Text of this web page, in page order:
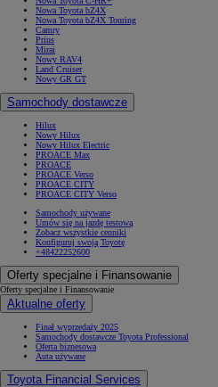
Nowa Toyota bZ4X
Nowa Toyota bZ4X Touring
Camry
Prius
Mirai
Nowy RAV4
Land Cruiser
Nowy GR GT
Samochody dostawcze
Hilux
Nowy Hilux
Nowy Hilux Electric
PROACE Max
PROACE
PROACE Verso
PROACE CITY
PROACE CITY Verso
Samochody używane
Umów się na jazdę testową
Zobacz wszystkie cenniki
Konfiguruj swoją Toyotę
+48422252600
Oferty specjalne i Finansowanie
Oferty specjalne i Finansowanie
Aktualne oferty
Finał wyprzedaży 2025
Samochody dostawcze Toyota Professional
Oferta biznesowa
Auta używane
Toyota Financial Services